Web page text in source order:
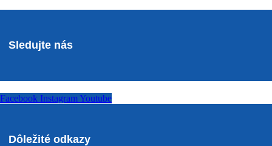
Sledujte nás
Facebook Instagram Youtube
Dôležité odkazy